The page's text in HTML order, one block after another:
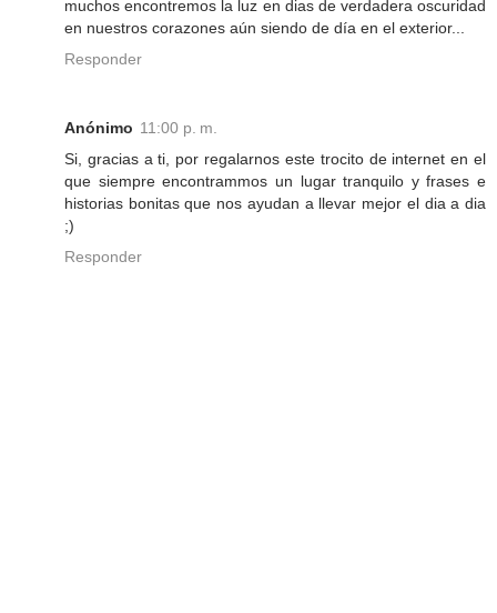
muchos encontremos la luz en dias de verdadera oscuridad
en nuestros corazones aún siendo de día en el exterior...
Responder
Anónimo 11:00 p. m.
Si, gracias a ti, por regalarnos este trocito de internet en el
que siempre encontrammos un lugar tranquilo y frases e
historias bonitas que nos ayudan a llevar mejor el dia a dia
;)
Responder